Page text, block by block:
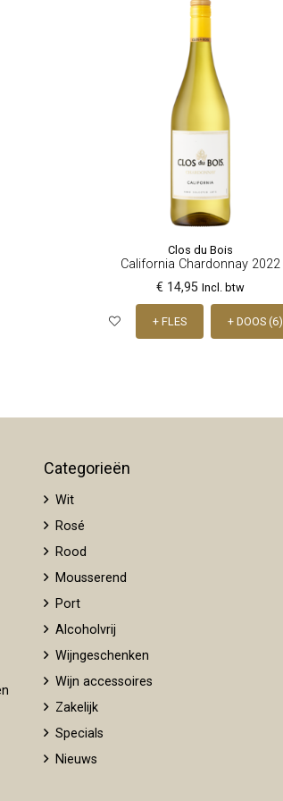
Clos du Bois
California Chardonnay 2022
€ 14,95 Incl. btw
+ FLES + DOOS (6)
Categorieën
Wit
Rosé
Rood
Mousserend
Port
Alcoholvrij
Wijngeschenken
Wijn accessoires
Zakelijk
Specials
Nieuws